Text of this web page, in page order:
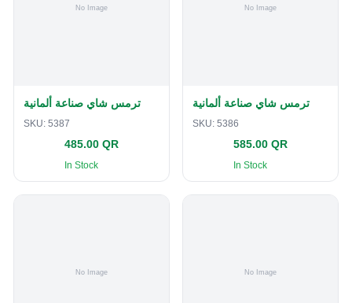
ترمس شاي صناعة ألمانية
SKU: 5387
485.00 QR
In Stock
ترمس شاي صناعة ألمانية
SKU: 5386
585.00 QR
In Stock